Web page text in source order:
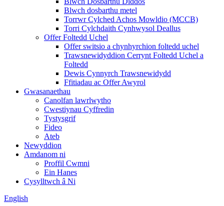
Blwch dosbarthu metel
Torrwr Cylched Achos Mowldio (MCCB)
Torri Cylchdaith Cynhwysol Deallus
Offer Foltedd Uchel
Offer switsio a chynhyrchion foltedd uchel
Trawsnewidyddion Cerrynt Foltedd Uchel a
Foltedd
Dewis Cynnyrch Trawsnewidydd
Ffitiadau ac Offer Awyrol
Gwasanaethau
Canolfan lawrlwytho
Cwestiynau Cyffredin
Tystysgrif
Fideo
Ateb
Newyddion
Amdanom ni
Proffil Cwmni
Ein Hanes
Cysylltwch â Ni
English